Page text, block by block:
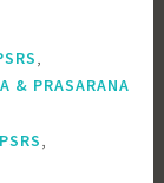
,
& PRASARANA
,